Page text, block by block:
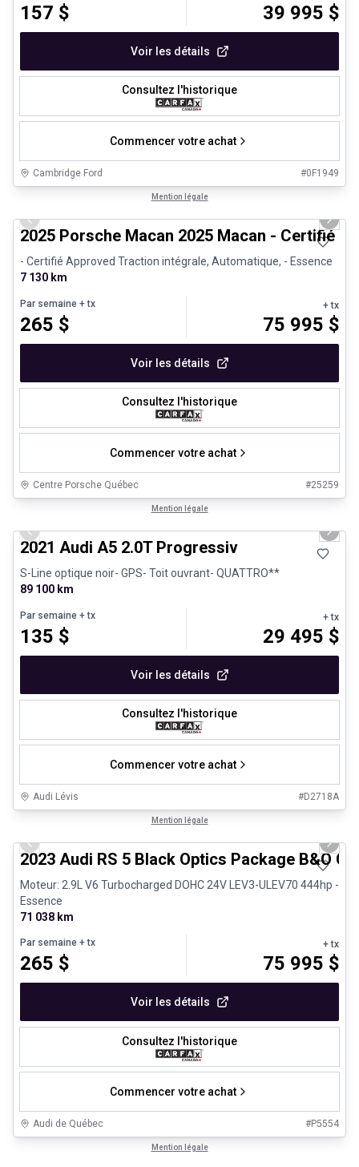
157 $ 39 995 $
Voir les détails
Consultez l'historique
Commencer votre achat
Cambridge Ford #0F1949
Mention légale
Véhicules d'occasion certifiés
Previous slide Next
2025 Porsche Macan 2025 Macan - Certifié
- Certifié Approved Traction intégrale, Automatique, - Essence
7 130 km
Par semaine + tx
265 $
+ tx
75 995 $
Voir les détails
Consultez l'historique
Commencer votre achat
Centre Porsche Québec #25259
Mention légale
Previous slide Next
2021 Audi A5 2.0T Progressiv
S-Line optique noir- GPS- Toit ouvrant- QUATTRO**
89 100 km
Par semaine + tx
135 $
+ tx
29 495 $
Voir les détails
Consultez l'historique
Commencer votre achat
Audi Lévis #D2718A
Mention légale
Véhicules d'occasion certifiés
Previous slide Next
2023 Audi RS 5 Black Optics Package B&O
Moteur: 2.9L V6 Turbocharged DOHC 24V LEV3-ULEV70 444hp -
Essence
71 038 km
Par semaine + tx
265 $
+ tx
75 995 $
Voir les détails
Consultez l'historique
Commencer votre achat
Audi de Québec #P5554
Mention légale
Véhicules d'occasion certifiés